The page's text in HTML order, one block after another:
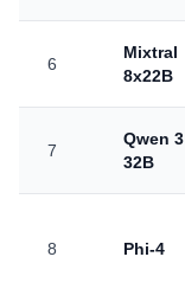
6
Mixtral
8x22B
7
Qwen 3
32B
8 Phi-4